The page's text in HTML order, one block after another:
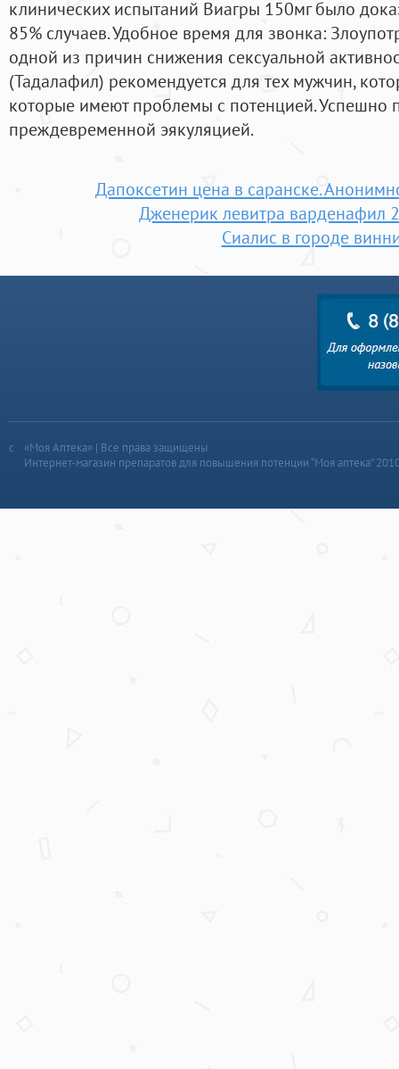
клинических испытаний Виагры 150мг было
85% случаев. Удобное время для звонка:
одной из причин снижения сексуальной
(Тадалафил) рекомендуется для тех мужчин,
которые имеют проблемы с потенцией. Успешно
преждевременной эякуляцией.
Дапоксетин цена в саранске.
Дженерик левитра варденафил
Сиалис в городе
«Моя Аптека» | Все права защищены
Интернет-магазин препаратов для повышения потенции “Моя аптека”